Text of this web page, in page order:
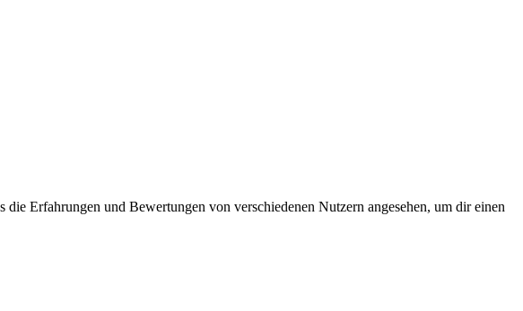
Erfahrungen und Bewertungen von verschiedenen Nutzern angesehen, um dir einen